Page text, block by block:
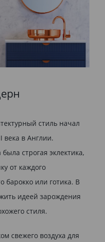
стиль начал
века в Англии.
строгая эклектика,
от каждого
барокко или готика. В
идеей зарождения
стиля.
свежего воздуха для